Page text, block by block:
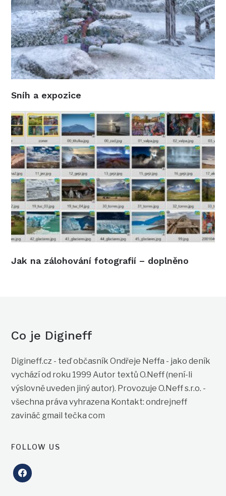
Sníh a expozice
Jak na zálohování fotografií – doplněno
Co je Digineff
Digineff.cz - teď občasník Ondřeje Neffa - jako deník
vychází od roku 1999 Autor textů O.Neff (není-li
výslovně uveden jiný autor). Provozuje O.Neff s.r.o. -
všechna práva vyhrazena Kontakt: ondrejneff
zavináč gmail tečka com
FOLLOW US
facebook